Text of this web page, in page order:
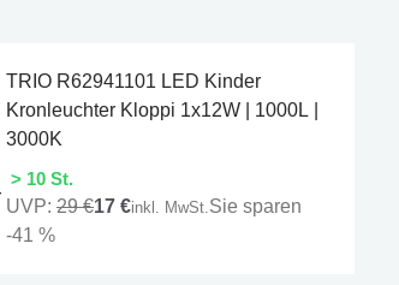
TRIO R62941101 LED Kinder
Kronleuchter Kloppi 1x12W | 1000L |
3000K
> 10 St.
UVP: 29 €17 €inkl. MwSt.Sie sparen
-41 %